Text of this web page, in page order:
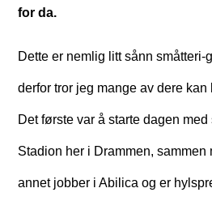
for da.
Dette er nemlig litt sånn småtteri-
derfor tror jeg mange av dere
Det første var å starte dagen
Stadion her i Drammen,
annet jobber i Abilica og er